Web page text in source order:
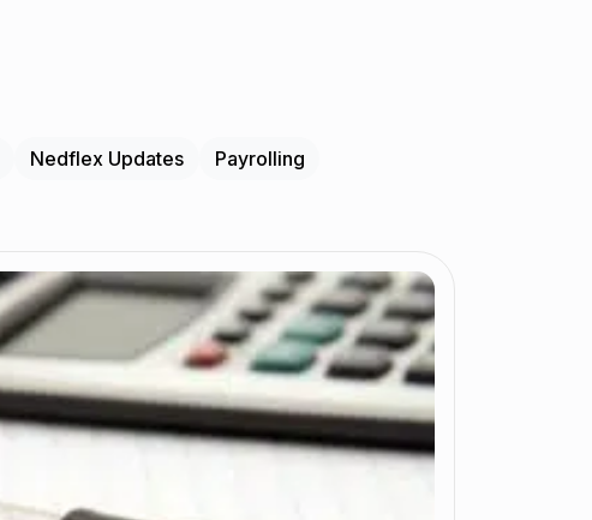
Nedflex Updates
Payrolling